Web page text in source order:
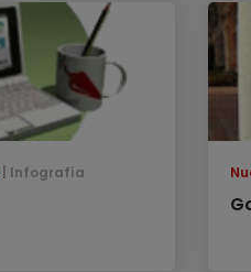
Infografía